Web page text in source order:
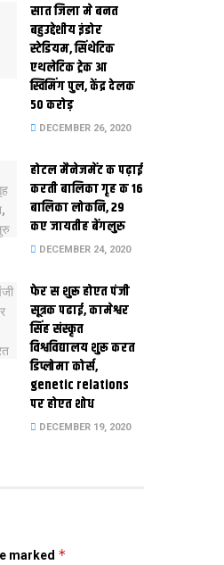
सात जिला मे बनत
बहुउद्देशीय इंडोर
स्‍टेडि‍यम, सिंथेटिक
एथलेटिक ट्रेक आ
स्विमिंग पुल, केंद्र देलक
50 करोड़
DECEMBER 26, 2020
होटल मैनेजमेंट क पढ़ाई
करती बालिका गृह क 16
बालिका लोकनि, 29
कए जायतीह बेंगलुरु
DECEMBER 24, 2020
फेर स शुरू होएत पंजी
सूत्रक पढाई, कामेश्वर
सिंह संस्कृत
विश्वविद्यालय शुरू करत
डिप्लोमा कोर्स,
genetic relations
पर होएत शोध
DECEMBER 19, 2020
marked *